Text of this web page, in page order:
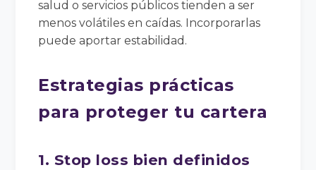
salud o servicios públicos tienden a ser
menos volátiles en caídas. Incorporarlas
puede aportar estabilidad.
Estrategias prácticas
para proteger tu cartera
1. Stop loss bien definidos